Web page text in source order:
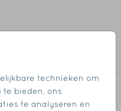
technieken om
bieden, ons
te analyseren en
leuk